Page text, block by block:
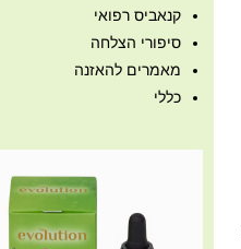
קנאביס רפואי
סיפורי הצלחה
מאמרים להאזנה
כללי